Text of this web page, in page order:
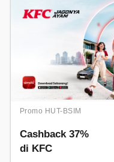
Promo HUT-BSIM
Cashback 37%
di KFC